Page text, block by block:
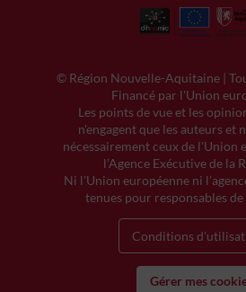
© Région Nouvelle-Aquitaine |
Financé par l'Union
Les points de vue et les
n'engagent que les auteurs et
nécessairement ceux de l'Union
l’Agence Exécutive de la
Ni l'Union européenne ni
tenues pour responsables
Conditions
Gérer mes